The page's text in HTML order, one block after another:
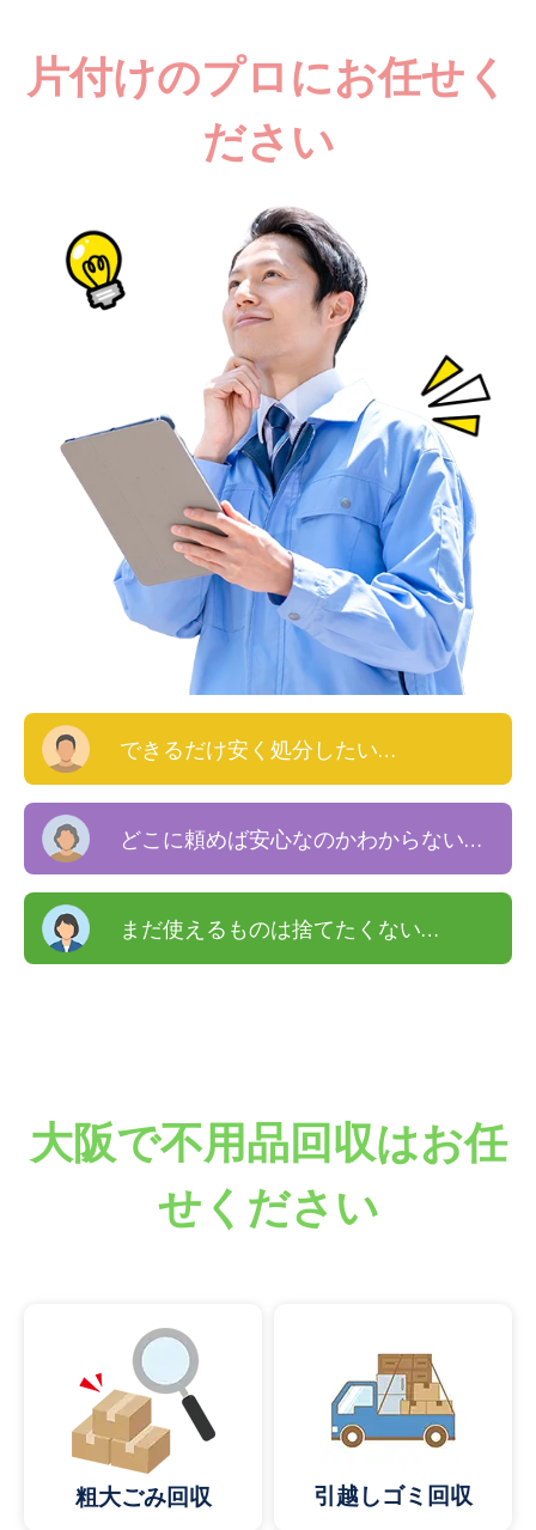
片付けのプロにお任せく
ださい
できるだけ安く処分したい…
どこに頼めば安心なのかわからない…
まだ使えるものは捨てたくない…
大阪で不用品回収はお任
せください
粗大ごみ回収 引越しゴミ回収